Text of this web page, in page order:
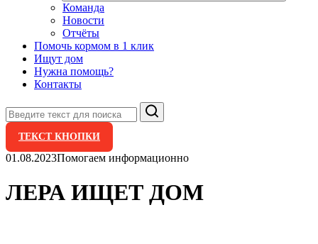
Команда
Новости
Отчёты
Помочь кормом в 1 клик
Ищут дом
Нужна помощь?
Контакты
Поиск
ТЕКСТ КНОПКИ
01.08.2023Помогаем информационно
ЛЕРА ИЩЕТ ДОМ